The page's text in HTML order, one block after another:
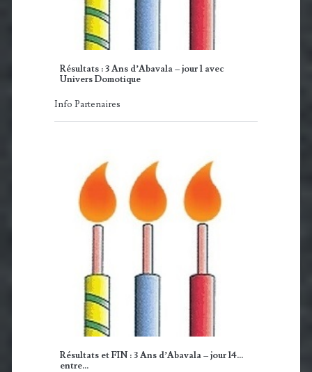
Résultats : 3 Ans d’Abavala – jour 1 avec
Univers Domotique
Info Partenaires
Résultats et FIN : 3 Ans d’Abavala – jour 14…
entre…